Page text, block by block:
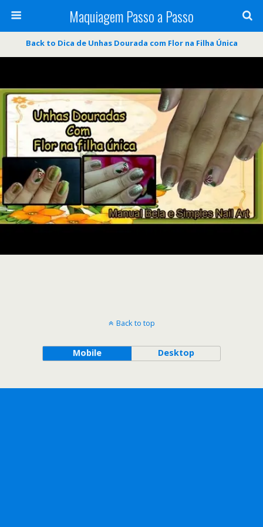
Maquiagem Passo a Passo
Back to Dica de Unhas Dourada com Flor na Filha Única
Back to top
Mobile Desktop